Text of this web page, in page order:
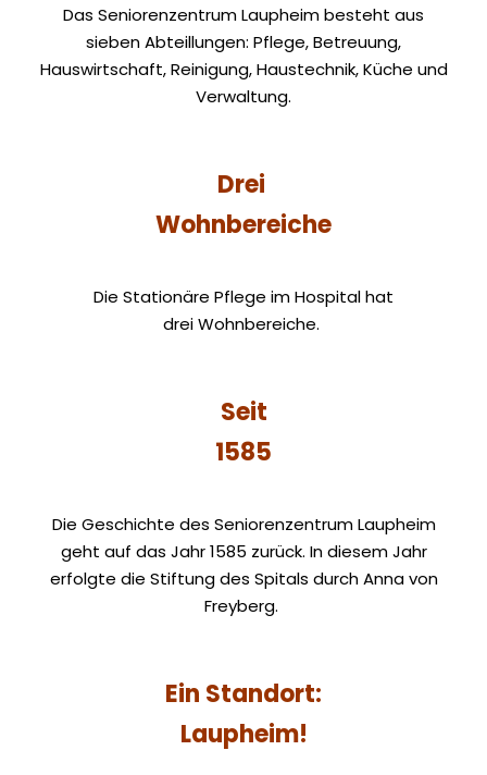
Das Seniorenzentrum Laupheim besteht aus
sieben Abteillungen: Pflege, Betreuung,
Hauswirtschaft, Reinigung, Haustechnik, Küche und
Verwaltung.
Drei
Wohnbereiche
Die Stationäre Pflege im Hospital hat
drei Wohnbereiche.
Seit
1585
Die Geschichte des Seniorenzentrum Laupheim
geht auf das Jahr 1585 zurück. In diesem Jahr
erfolgte die Stiftung des Spitals durch Anna von
Freyberg.
Ein Standort:
Laupheim!